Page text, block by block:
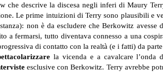
che descrive la discesa negli inferi di Maury
Le prime intuizioni di Terry sono plausibili e
non è da escludere che Berkowitz avesse
a fermarsi, tutto diventava connesso a una
di contatto con la realtà (e i fatti) da
la vicenda e a cavalcare l’onda
esclusive con Berkowitz. Terry avrebbe